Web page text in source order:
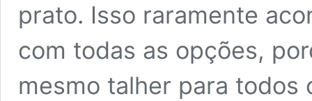
prato. Isso raramente
com todas as opções,
mesmo talher para